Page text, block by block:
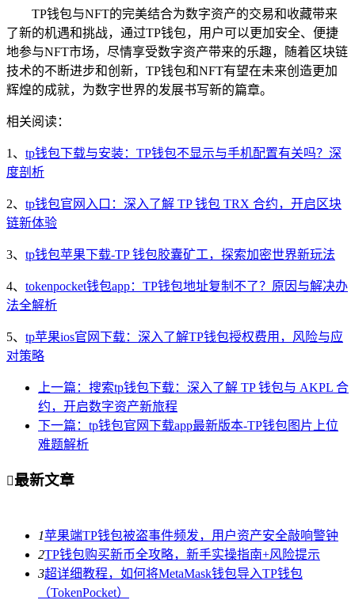
TP钱包与NFT的完美结合为数字资产的交易和收藏带来
了新的机遇和挑战，通过TP钱包，用户可以更加安全、便捷
地参与NFT市场，尽情享受数字资产带来的乐趣，随着区块链
技术的不断进步和创新，TP钱包和NFT有望在未来创造更加
辉煌的成就，为数字世界的发展书写新的篇章。
相关阅读：
1、 tp钱包下载与安装：TP钱包不显示与手机配置有关吗？深
度剖析
2、 tp钱包官网入口：深入了解 TP 钱包 TRX 合约，开启区块
链新体验
3、 tp钱包苹果下载-TP 钱包胶囊矿工，探索加密世界新玩法
4、 tokenpocket钱包app：TP钱包地址复制不了？原因与解决办
法全解析
5、 tp苹果ios官网下载：深入了解TP钱包授权费用，风险与应
对策略
上一篇：搜索tp钱包下载：深入了解 TP 钱包与 AKPL 合
约，开启数字资产新旅程
下一篇：tp钱包官网下载app最新版本-TP钱包图片上位
难题解析
最新文章
1苹果端TP钱包被盗事件频发，用户资产安全敲响警钟
2TP钱包购买新币全攻略，新手实操指南+风险提示
3超详细教程，如何将MetaMask钱包导入TP钱包
（TokenPocket）